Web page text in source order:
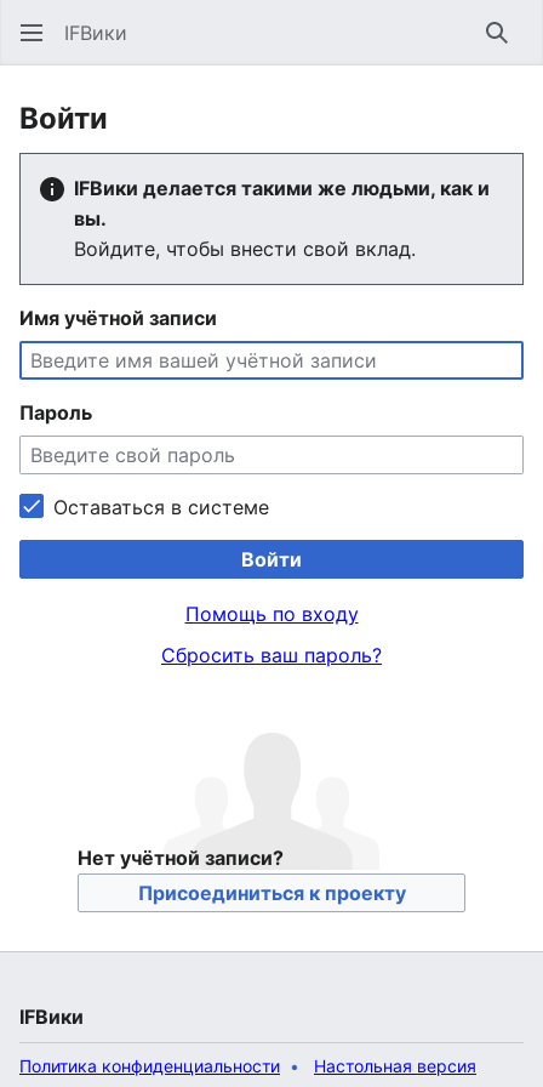
IFВики
Войти
IFВики делается такими же людьми, как и
вы.
Войдите, чтобы внести свой вклад.
Имя учётной записи
Пароль
Оставаться в системе
Войти
Помощь по входу
Сбросить ваш пароль?
Нет учётной записи?
Присоединиться к проекту
IFВики
Политика конфиденциальности Настольная версия